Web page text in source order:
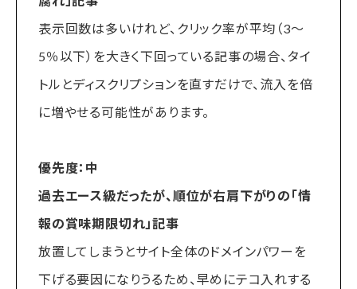
表示回数は多いけれど、クリック率が平均（3〜
5％以下）を大きく下回っている記事の場合、タイ
トルとディスクリプションを直すだけで、流入を倍
に増やせる可能性があります。
優先度：中
過去エース級だったが、順位が右肩下がりの「情
報の賞味期限切れ」記事
放置してしまうとサイト全体のドメインパワーを
下げる要因になりうるため、早めにテコ入れする